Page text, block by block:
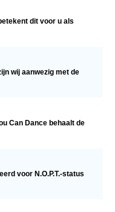
dit voor u als
wij aanwezig met de
Can Dance behaalt de
voor N.O.P.T.-status